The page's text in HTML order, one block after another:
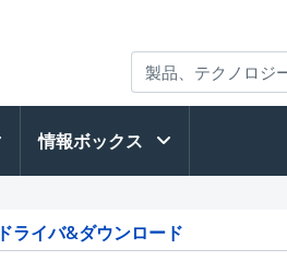
情報ボックス
ドライバ&ダウンロード